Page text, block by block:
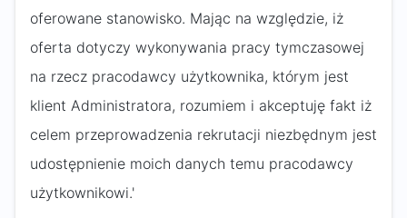
oferowane stanowisko. Mając na względzie, iż
oferta dotyczy wykonywania pracy tymczasowej
na rzecz pracodawcy użytkownika, którym jest
klient Administratora, rozumiem i akceptuję fakt iż
celem przeprowadzenia rekrutacji niezbędnym jest
udostępnienie moich danych temu pracodawcy
użytkownikowi.'